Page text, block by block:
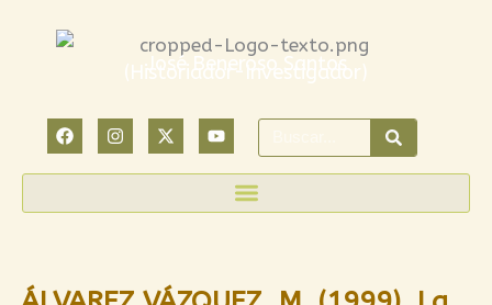
José Beneroso Santos
(Historiador-Investigador)
F
a
c
e
o
I
n
s
t
g
X
-
t
w
t
Y
o
u
t
b